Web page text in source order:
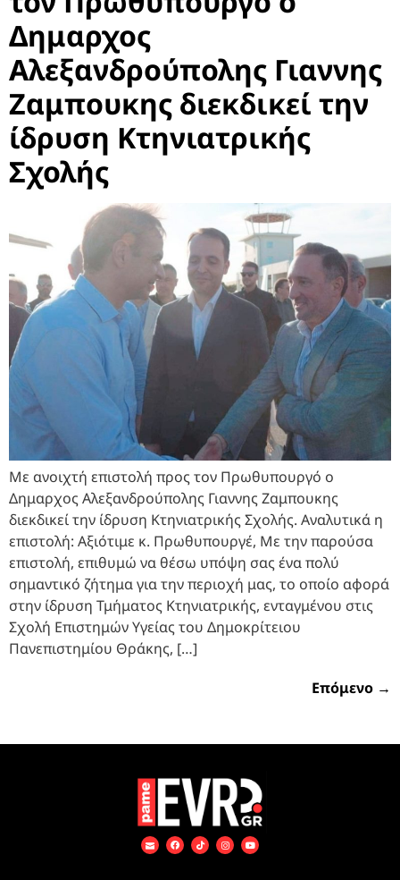
Δημαρχος
Αλεξανδρούπολης Γιαννης
Ζαμπουκης διεκδικεί την
ίδρυση Κτηνιατρικής
Σχολής
Με ανοιχτή επιστολή προς τον Πρωθυπουργό ο
Δημαρχος Αλεξανδρούπολης Γιαννης Ζαμπουκης
διεκδικεί την ίδρυση Κτηνιατρικής Σχολής. Αναλυτικά η
επιστολή: Αξιότιμε κ. Πρωθυπουργέ, Με την παρούσα
επιστολή, επιθυμώ να θέσω υπόψη σας ένα πολύ
σημαντικό ζήτημα για την περιοχή μας, το οποίο αφορά
στην ίδρυση Τμήματος Κτηνιατρικής, ενταγμένου στις
Σχολή Επιστημών Υγείας του Δημοκρίτειου
Πανεπιστημίου Θράκης, […]
Επόμενο →